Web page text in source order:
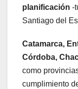
planificación -
Santiago del
Catamarca,
Córdoba,
como
cumplimiento